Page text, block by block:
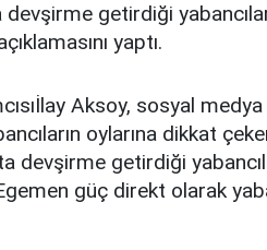
devşirme getirdiği
yaptı.
Aksoy, sosyal
oylarına dikkat
devşirme getirdiği
güç direkt olarak